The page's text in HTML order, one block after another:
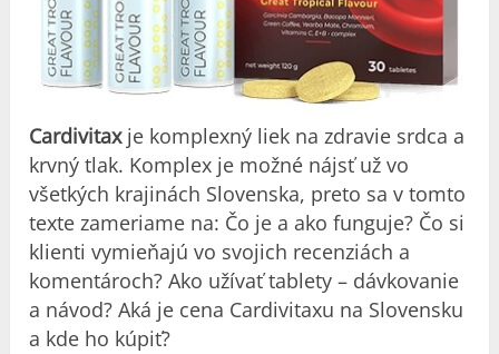
Cardivitaxje komplexný liek na zdravie srdca a
krvný tlak. Komplex je možné nájsť už vo
všetkých krajinách Slovenska, preto sa v tomto
texte zameriame na: Čo je a ako funguje? Čo si
klienti vymieňajú vo svojich recenziách a
komentároch? Ako užívať tablety – dávkovanie
a návod? Aká je cena Cardivitaxu na Slovensku
a kde ho kúpiť?